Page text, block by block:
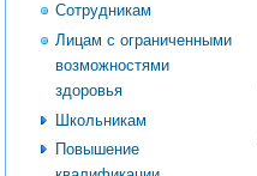
Сотрудникам
Лицам с ограниченными
возможностями
здоровья
Школьникам
Повышение